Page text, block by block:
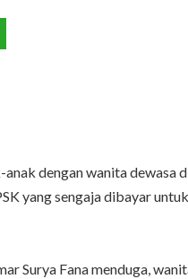
dengan wanita dewasa
yang sengaja dibayar
Surya Fana menduga,